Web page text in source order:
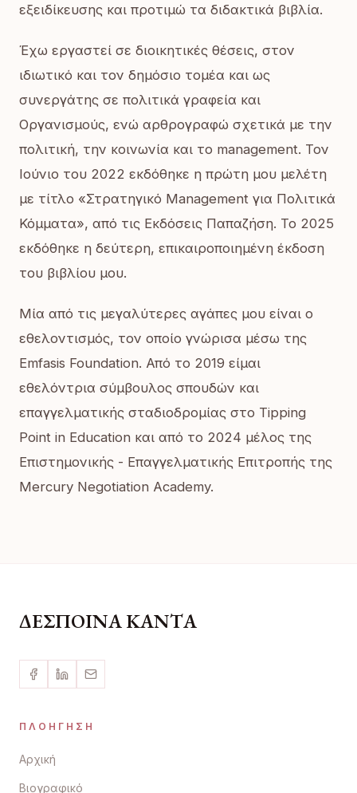
εξειδίκευσης και προτιμώ τα διδακτικά βιβλία.
Έχω εργαστεί σε διοικητικές θέσεις, στον
ιδιωτικό και τον δημόσιο τομέα και ως
συνεργάτης σε πολιτικά γραφεία και
Οργανισμούς, ενώ αρθρογραφώ σχετικά με την
πολιτική, την κοινωνία και το management. Τον
Ιούνιο του 2022 εκδόθηκε η πρώτη μου μελέτη
με τίτλο «Στρατηγικό Management για Πολιτικά
Κόμματα», από τις Εκδόσεις Παπαζήση. Το 2025
εκδόθηκε η δεύτερη, επικαιροποιημένη έκδοση
του βιβλίου μου.
Μία από τις μεγαλύτερες αγάπες μου είναι ο
εθελοντισμός, τον οποίο γνώρισα μέσω της
Emfasis Foundation. Από το 2019 είμαι
εθελόντρια σύμβουλος σπουδών και
επαγγελματικής σταδιοδρομίας στο Tipping
Point in Education και από το 2024 μέλος της
Επιστημονικής - Επαγγελματικής Επιτροπής της
Mercury Negotiation Academy.
ΔΕΣΠΟΙΝΑ ΚΑΝΤΑ
ΠΛΟΉΓΗΣΗ
Αρχική
Βιογραφικό